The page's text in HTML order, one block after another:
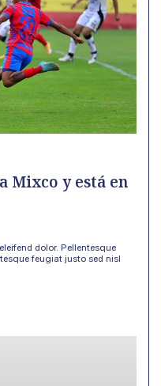
Mixco y está en
dolor. Pellentesque
feugiat justo sed nisl